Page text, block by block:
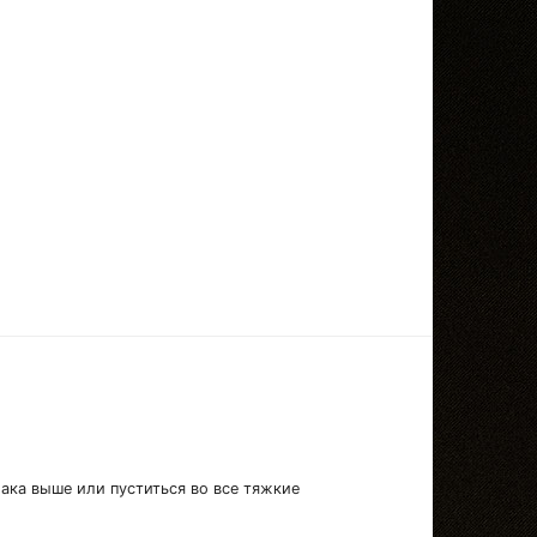
выше или пуститься во все тяжкие